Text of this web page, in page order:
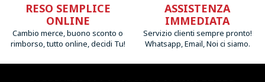
RESO SEMPLICE
ONLINE
Cambio merce, buono sconto o
rimborso, tutto online, decidi Tu!
ASSISTENZA
IMMEDIATA
Servizio clienti sempre pronto!
Whatsapp, Email, Noi ci siamo.